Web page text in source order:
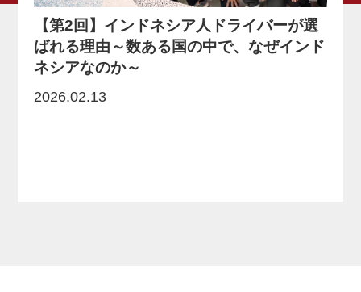
【第2回】インドネシア人ドライバーが選
ばれる理由～数ある国の中で、なぜインド
ネシアなのか～
2026.02.13